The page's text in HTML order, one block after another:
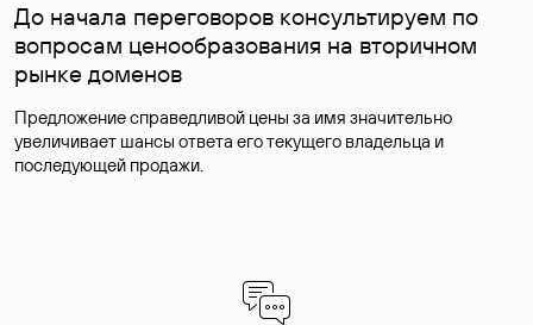
До начала переговоров консультируем по
вопросам ценообразования на вторичном
рынке доменов
Предложение справедливой цены за имя значительно
увеличивает шансы ответа его текущего владельца и
последующей продажи.